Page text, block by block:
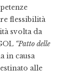
flessibilità
svolta da
“Patto delle
in causa
alle